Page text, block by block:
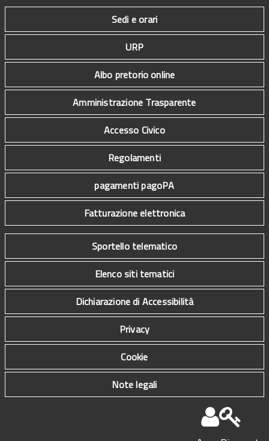
Sedi e orari
URP
Albo pretorio online
Amministrazione Trasparente
Accesso Civico
Regolamenti
pagamenti pagoPA
Fatturazione elettronica
Sportello telematico
Elenco siti tematici
Dichiarazione di Accessibilità
Privacy
Cookie
Note legali